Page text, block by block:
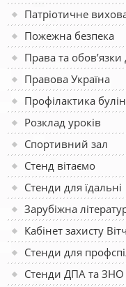
Патріотичне
Пожежна безпека
Права та
Правова Україна
Профілактика
Розклад уроків
Спортивний зал
Стенд вітаємо
Стенди для їдальні
Зарубіжна
Кабінет захисту
Стенди для
Стенди ДПА та ЗНО